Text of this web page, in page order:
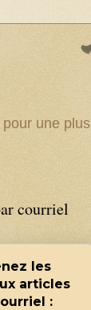
une plus
courriel
les
articles
: